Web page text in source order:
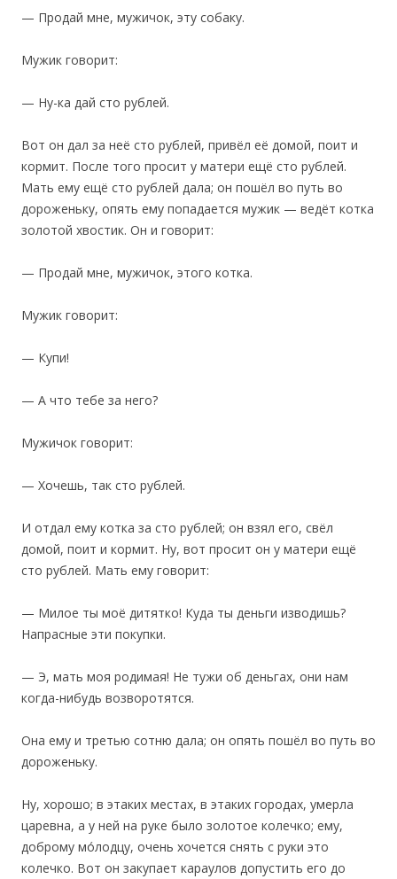
— Продай мне, мужичок, эту собаку.
Мужик говорит:
— Ну-ка дай сто рублей.
Вот он дал за неё сто рублей, привёл её домой, поит и
кормит. После того просит у матери ещё сто рублей.
Мать ему ещё сто рублей дала; он пошёл во путь во
дороженьку, опять ему попадается мужик — ведёт котка
золотой хвостик. Он и говорит:
— Продай мне, мужичок, этого котка.
Мужик говорит:
— Купи!
— А что тебе за него?
Мужичок говорит:
— Хочешь, так сто рублей.
И отдал ему котка за сто рублей; он взял его, свёл
домой, поит и кормит. Ну, вот просит он у матери ещё
сто рублей. Мать ему говорит:
— Милое ты моё дитятко! Куда ты деньги изводишь?
Напрасные эти покупки.
— Э, мать моя родимая! Не тужи об деньгах, они нам
когда-нибудь возворотятся.
Она ему и третью сотню дала; он опять пошёл во путь во
дороженьку.
‎Ну, хорошо; в этаких местах, в этаких городах, умерла
царевна, а у ней на руке было золотое колечко; ему,
доброму мо́лодцу, очень хочется снять с руки это
колечко. Вот он закупает караулов допустить его до